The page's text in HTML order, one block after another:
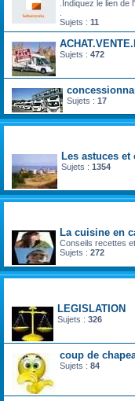
.Indiquez le lien de
Sujets : 11
Sujets : 472
Sujets : 17
Les astuces
Sujets : 1354
La cuisine en
Conseils recettes
Sujets : 272
LEGISLATION
Sujets : 326
coup de
Sujets : 84